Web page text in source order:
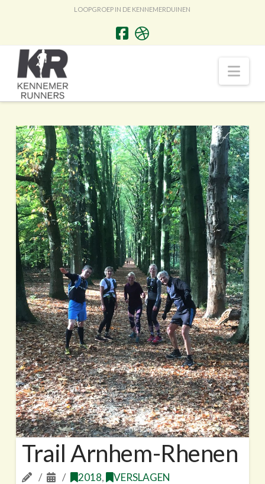
LOOPGROEP IN DE KENNEMERDUINEN
Trail Arnhem-Rhenen
2018, VERSLAGEN